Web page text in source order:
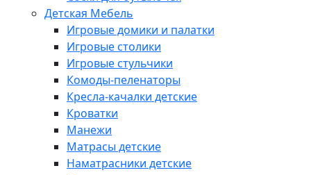
Детская Мебель
Игровые домики и палатки
Игровые столики
Игровые стульчики
Комоды-пеленаторы
Кресла-качалки детские
Кроватки
Манежи
Матрасы детские
Наматрасники детские